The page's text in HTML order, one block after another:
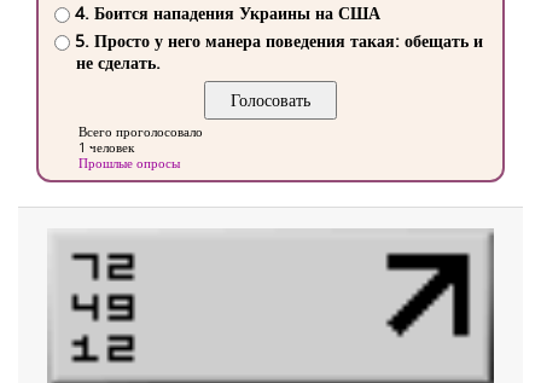
4. Боится нападения Украины на США
5. Просто у него манера поведения такая: обещать и
не сделать.
Всего проголосовало
1 человек
Прошлые опросы